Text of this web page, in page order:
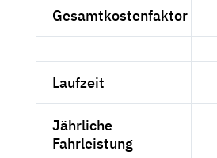
Gesamtkostenfaktor
Laufzeit
Jährliche
Fahrleistung